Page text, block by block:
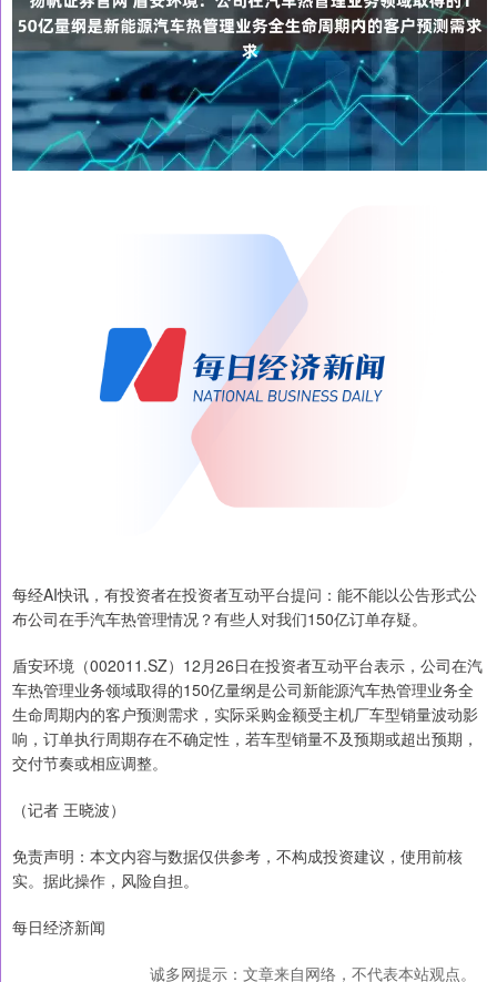
每经AI快讯，有投资者在投资者互动平台提问：能不能以公告形式公
布公司在手汽车热管理情况？有些人对我们150亿订单存疑。
盾安环境（002011.SZ）12月26日在投资者互动平台表示，公司在汽
车热管理业务领域取得的150亿量纲是公司新能源汽车热管理业务全
生命周期内的客户预测需求，实际采购金额受主机厂车型销量波动影
响，订单执行周期存在不确定性，若车型销量不及预期或超出预期，
交付节奏或相应调整。
（记者 王晓波）
免责声明：本文内容与数据仅供参考，不构成投资建议，使用前核
实。据此操作，风险自担。
每日经济新闻
诚多网提示：文章来自网络，不代表本站观点。